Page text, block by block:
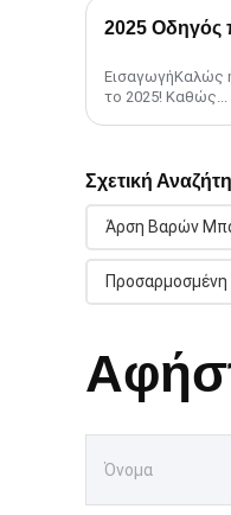
ΕισαγωγήΚαλώς
το 2025! Καθώς...
Σχετική
Άρση Βαρών